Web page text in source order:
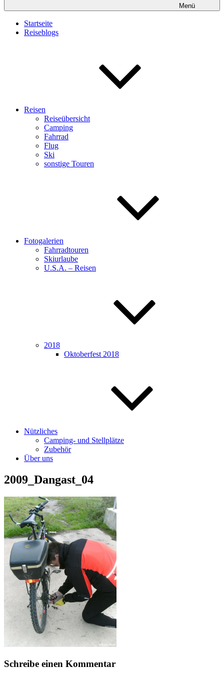
Menü
Startseite
Reiseblogs
Reisen
Reiseübersicht
Camping
Fahrrad
Flug
Ski
sonstige Touren
Fotogalerien
Fahrradtouren
Skiurlaube
U.S.A. – Reisen
2018
Oktoberfest 2018
Nützliches
Camping- und Stellplätze
Zubehör
Über uns
2009_Dangast_04
Schreibe einen Kommentar